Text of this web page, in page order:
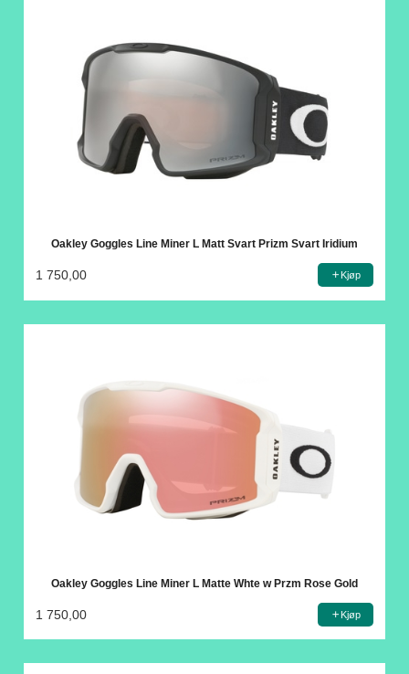
Oakley Goggles Line Miner L Matt Svart Prizm Svart Iridium
1 750,00 Kjøp
Oakley Goggles Line Miner L Matte Whte w Przm Rose Gold
1 750,00 Kjøp